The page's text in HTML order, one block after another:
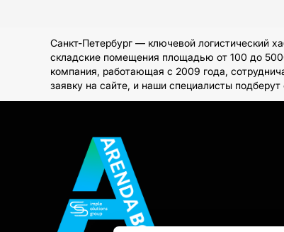
Санкт-Петербург — ключевой логистический
складские помещения площадью от 100 до
компания, работающая с 2009 года,
заявку на сайте, и наши специалисты